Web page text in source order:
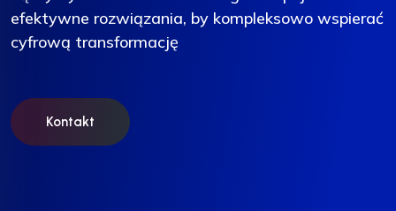
efektywne rozwiązania, by kompleksowo wspierać
cyfrową transformację
Kontakt
efektywne rozwiązania, by kompleksowo wspierać
cyfrową transformację
Kontakt
efektywne rozwiązania, by kompleksowo wspierać
cyfrową transformację
Kontakt